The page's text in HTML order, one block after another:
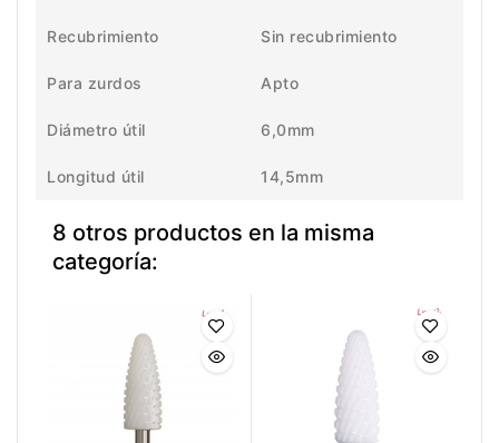
Recubrimiento Sin recubrimiento
Para zurdos Apto
Diámetro útil 6,0mm
Longitud útil 14,5mm
8 otros productos en la misma
categoría: